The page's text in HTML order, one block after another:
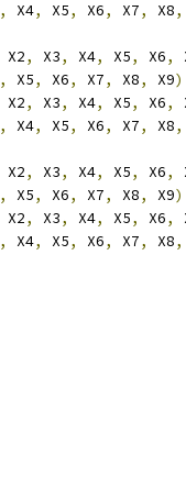
, X4, X5, X6, X7, X8,
X2, X3, X4, X5, X6,
, X5, X6, X7, X8, X9)
X2, X3, X4, X5, X6,
, X4, X5, X6, X7, X8,
X2, X3, X4, X5, X6,
, X5, X6, X7, X8, X9)
X2, X3, X4, X5, X6,
, X4, X5, X6, X7, X8,